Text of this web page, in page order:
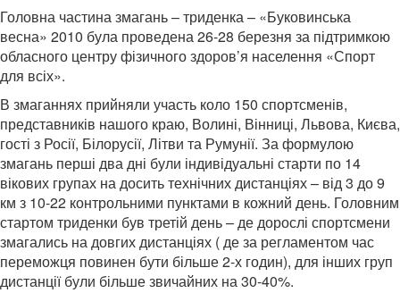
Головна частина змагань – триденка – «Буковинська
весна» 2010 була проведена 26-28 березня за підтримкою
обласного центру фізичного здоров’я населення «Спорт
для всіх».
В змаганнях прийняли участь коло 150 спортсменів,
представників нашого краю, Волині, Вінниці, Львова, Києва,
гості з Росії, Білорусії, Літви та Румунії. За формулою
змагань перші два дні були індивідуальні старти по 14
вікових групах на досить технічних дистанціях – від 3 до 9
км з 10-22 контрольними пунктами в кожний день. Головним
стартом триденки був третій день – де дорослі спортсмени
змагались на довгих дистанціях ( де за регламентом час
переможця повинен бути більше 2-х годин), для інших груп
дистанції були більше звичайних на 30-40%.